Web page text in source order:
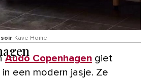
Kave Home
Audo Copenhagen giet
een modern jasje. Ze